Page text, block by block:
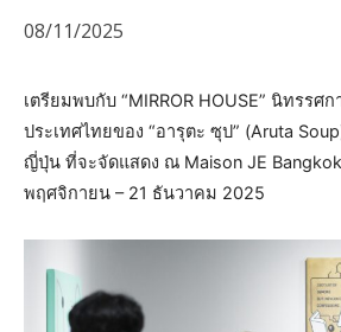
08/11/2025
เตรียมพบกับ “MIRROR HOUSE” นิทรรศ
ประเทศไทยของ “อารุตะ ซุป” (Aruta
ญี่ปุ่น ที่จะจัดแสดง ณ Maison JE
พฤศจิกายน – 21 ธันวาคม 2025